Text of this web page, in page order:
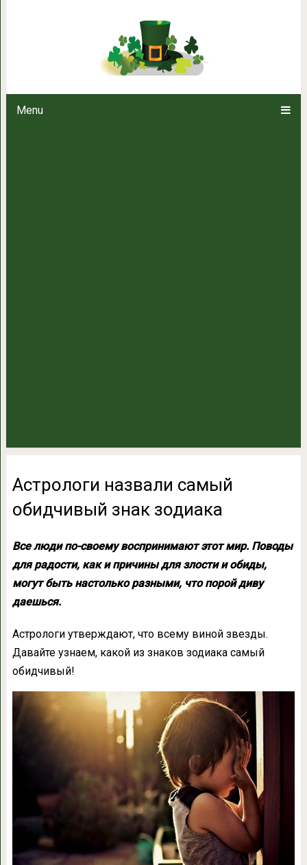
Menu
Астрологи назвали
Астрологи назвали самый
обидчивый знак зодиака
Все люди по-своему воспринимают этот мир. Поводы
для радости, как и причины для злости и обиды,
могут быть настолько разными, что порой диву
даешься.
Астрологи утверждают, что всему виной звезды.
Давайте узнаем, какой из знаков зодиака самый
обидчивый!